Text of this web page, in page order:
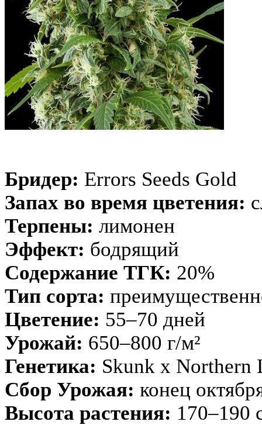
Бридер: Errors Seeds Gold
Запах во время цветения:
Терпены: лимонен
Эффект: бодрящий
Содержание ТГК: 20%
Тип сорта:
Цветение: 55–70 дней
Урожай: 650–800 г/м²
Генетика: Skunk x Northern
Сбор Урожая: конец
Высота растения: 170–190